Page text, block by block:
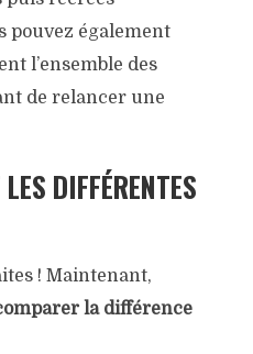
pouvez également
l’ensemble des
de relancer une
DIFFÉRENTES
! Maintenant,
la différence